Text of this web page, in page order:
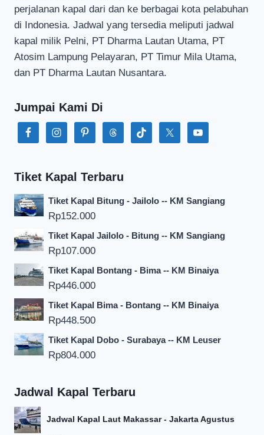
perjalanan kapal dari dan ke berbagai kota pelabuhan
di Indonesia. Jadwal yang tersedia meliputi jadwal
kapal milik Pelni, PT Dharma Lautan Utama, PT
Atosim Lampung Pelayaran, PT Timur Mila Utama,
dan PT Dharma Lautan Nusantara.
Jumpai Kami Di
Tiket Kapal Terbaru
Tiket Kapal Bitung - Jailolo -- KM Sangiang
Rp152.000
Tiket Kapal Jailolo - Bitung -- KM Sangiang
Rp107.000
Tiket Kapal Bontang - Bima -- KM Binaiya
Rp446.000
Tiket Kapal Bima - Bontang -- KM Binaiya
Rp448.500
Tiket Kapal Dobo - Surabaya -- KM Leuser
Rp804.000
Jadwal Kapal Terbaru
Jadwal Kapal Laut Makassar - Jakarta Agustus